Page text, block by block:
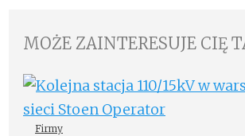
MOŻE ZAINTERESUJE CIĘ
Firmy